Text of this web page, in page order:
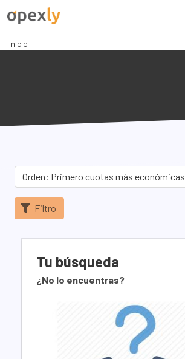
Inicio
Orden: Primero cuotas más económicas
Filtro
Tu búsqueda
¿No lo encuentras?